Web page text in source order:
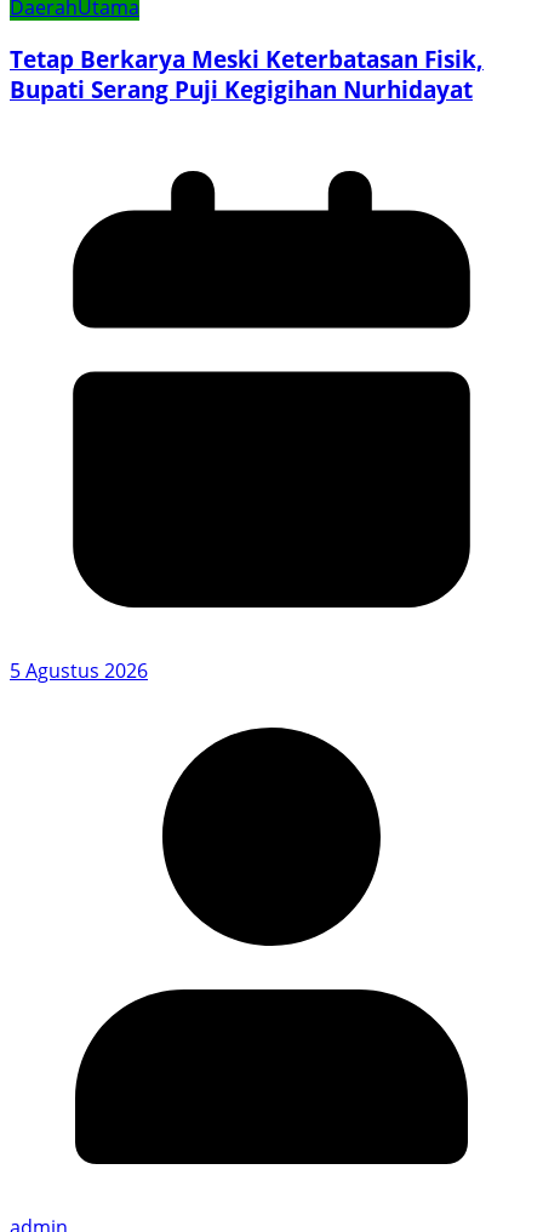
DaerahUtama
Tetap Berkarya Meski Keterbatasan Fisik,
Bupati Serang Puji Kegigihan Nurhidayat
5 Agustus 2026